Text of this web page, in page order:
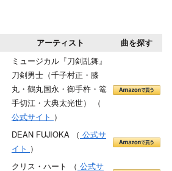
アーティスト 曲を探す
ミュージカル『刀剣乱舞』
刀剣男士（千子村正・膝
丸・鶴丸国永・御手杵・篭
手切江・大典太光世） （
公式サイト ）
DEAN FUJIOKA （ 公式サ
イト ）
クリス・ハート （ 公式サ